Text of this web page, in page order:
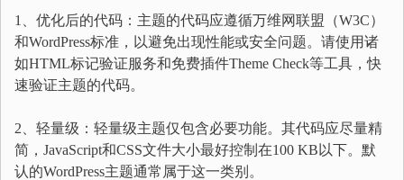
1、优化后的代码：主题的代码应遵循万维网联盟（W3C）
和WordPress标准，以避免出现性能或安全问题。请使用诸
如HTML标记验证服务和免费插件Theme Check等工具，快
速验证主题的代码。
2、轻量级：轻量级主题仅包含必要功能。其代码应尽量精
简，JavaScript和CSS文件大小最好控制在100 KB以下。默
认的WordPress主题通常属于这一类别。